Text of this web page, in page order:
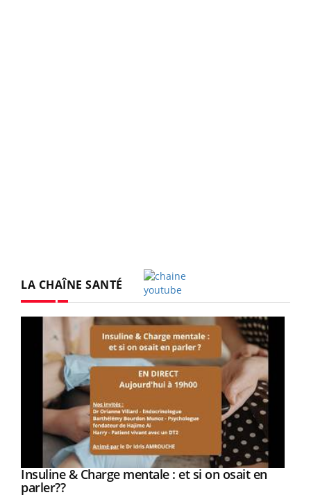
LA CHAÎNE SANTÉ
Youtube
Insuline & Charge mentale : et si on osait en
parler??Youtube